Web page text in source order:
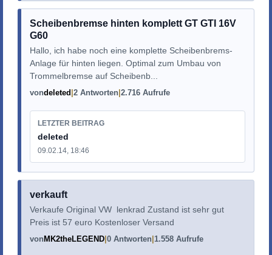
Scheibenbremse hinten komplett GT GTI 16V
G60
Hallo, ich habe noch eine komplette Scheibenbrems-
Anlage für hinten liegen. Optimal zum Umbau von
Trommelbremse auf Scheibenb...
vondeleted 2 Antworten 2.716 Aufrufe
LETZTER BEITRAG
deleted
09.02.14, 18:46
verkauft
Verkaufe Original VW lenkrad Zustand ist sehr gut
Preis ist 57 euro Kostenloser Versand
von MK2theLEGEND 0 Antworten 1.558 Aufrufe